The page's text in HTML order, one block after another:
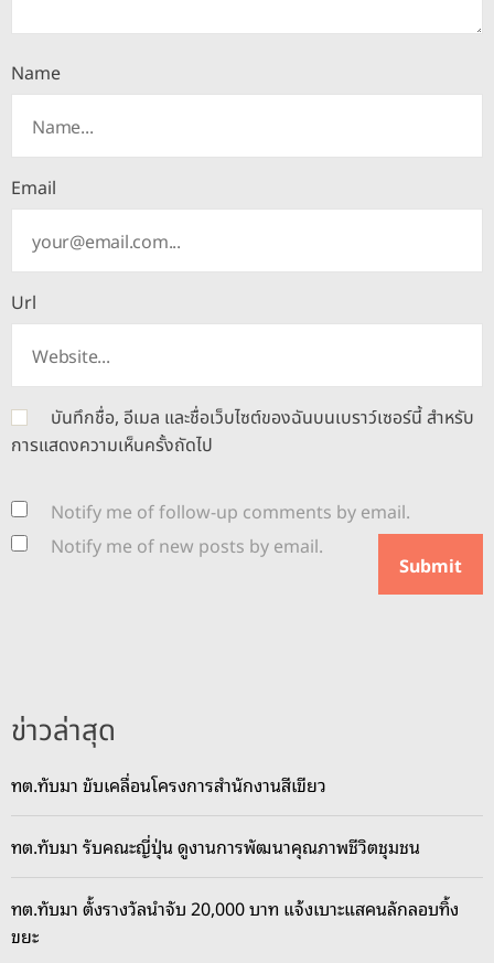
Name
Email
Url
บันทึกชื่อ, อีเมล และชื่อเว็บไซต์ของฉันบนเบราว์เซอร์นี้ สำหรับ
การแสดงความเห็นครั้งถัดไป
Notify me of follow-up comments by email.
Notify me of new posts by email.
ข่าวล่าสุด
ทต.ทับมา ขับเคลื่อนโครงการสำนักงานสีเขียว
ทต.ทับมา รับคณะญี่ปุ่น ดูงานการพัฒนาคุณภาพชีวิตชุมชน
ทต.ทับมา ตั้งรางวัลนำจับ 20,000 บาท แจ้งเบาะแสคนลักลอบทิ้ง
ขยะ